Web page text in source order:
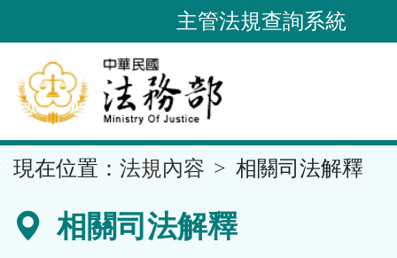
到
要
內
容
區
主管法規查詢系統
現在位置： 法規內容 相關司法解釋
相關司法解釋